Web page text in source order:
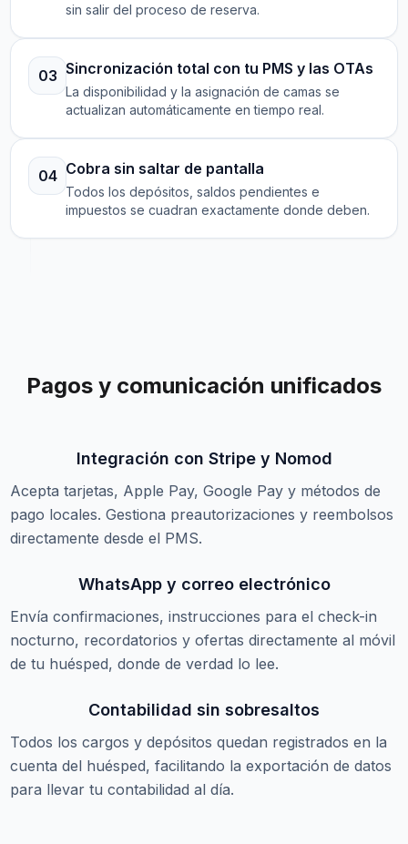
sin salir del proceso de reserva.
03 Sincronización total con tu PMS y las OTAs
La disponibilidad y la asignación de camas se
actualizan automáticamente en tiempo real.
04 Cobra sin saltar de pantalla
Todos los depósitos, saldos pendientes e
impuestos se cuadran exactamente donde deben.
Pagos y comunicación unificados
Integración con Stripe y Nomod
Acepta tarjetas, Apple Pay, Google Pay y métodos de
pago locales. Gestiona preautorizaciones y reembolsos
directamente desde el PMS.
WhatsApp y correo electrónico
Envía confirmaciones, instrucciones para el check-in
nocturno, recordatorios y ofertas directamente al móvil
de tu huésped, donde de verdad lo lee.
Contabilidad sin sobresaltos
Todos los cargos y depósitos quedan registrados en la
cuenta del huésped, facilitando la exportación de datos
para llevar tu contabilidad al día.